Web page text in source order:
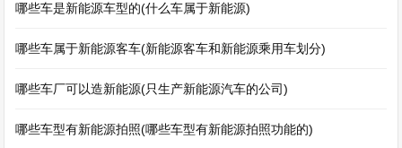
哪些车是新能源车型的(什么车属于新能源)
哪些车属于新能源客车(新能源客车和新能源乘用车划分)
哪些车厂可以造新能源(只生产新能源汽车的公司)
哪些车型有新能源拍照(哪些车型有新能源拍照功能的)